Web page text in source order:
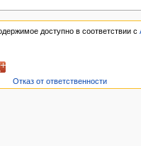
доступно в соответствии с
Отказ от ответственности